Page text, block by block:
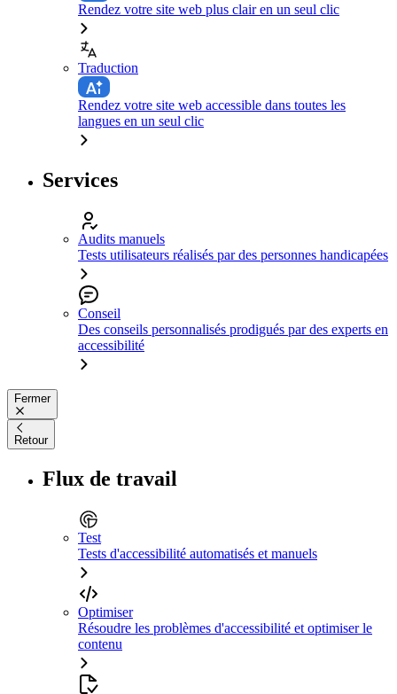
Rendez votre site web plus clair en un seul clic
Traduction
Rendez votre site web accessible dans toutes les
langues en un seul clic
Services
Audits manuels
Tests utilisateurs réalisés par des personnes handicapées
Conseil
Des conseils personnalisés prodigués par des experts en
accessibilité
Fermer
Retour
Flux de travail
Test
Tests d'accessibilité automatisés et manuels
Optimiser
Résoudre les problèmes d'accessibilité et optimiser le
contenu